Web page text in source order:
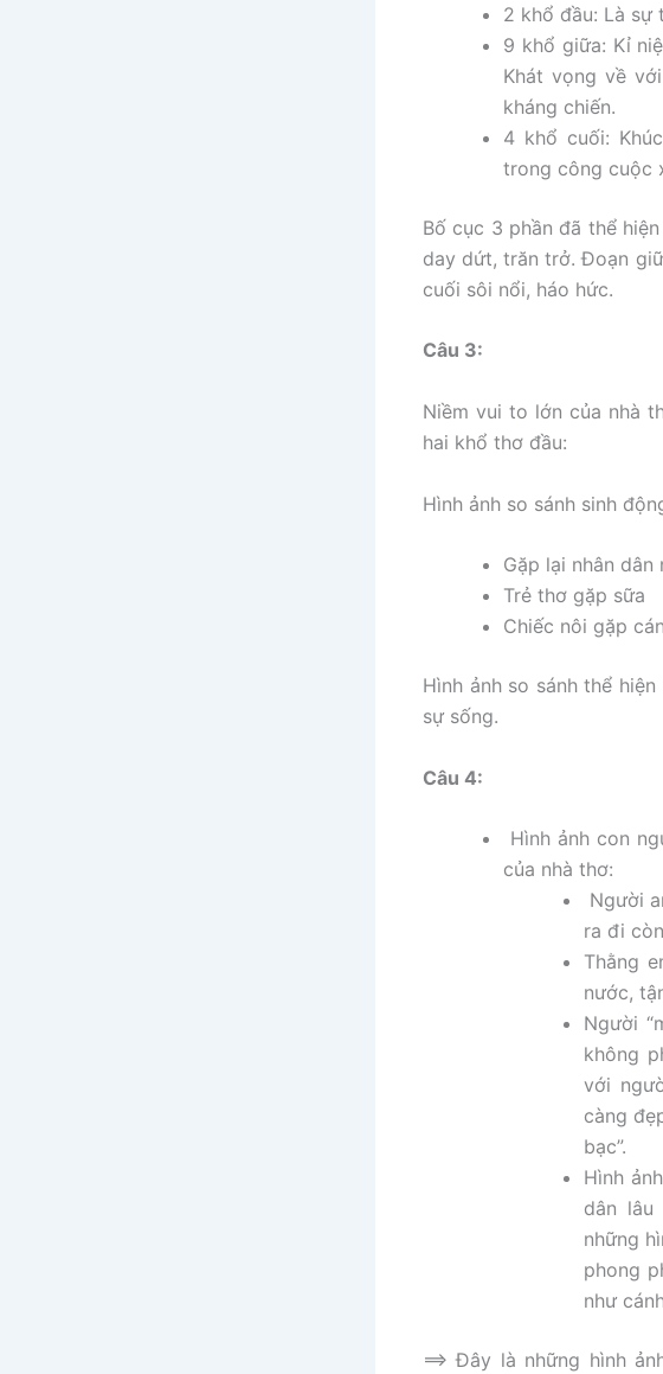
2 khổ đầu: Là sự
9 khổ giữa: Kỉ
Khát vọng về
kháng chiến.
4 khổ cuối:
trong công cuộc
Bố cục 3 phần đã thể
day dứt, trăn trở. Đoạn
cuối sôi nổi, háo hức.
Câu 3:
Niềm vui to lớn của nhà
hai khổ thơ đầu:
Hình ảnh so sánh sinh
Gặp lại nhân
Trẻ thơ gặp sữa
Chiếc nôi gặp
Hình ảnh so sánh thể
sự sống.
Câu 4:
Hình ảnh con
của nhà thơ:
Người
ra đi
Thằng
nước,
Người
không
với
càng
bạc”.
Hình
dân
những
phong
như
==> Đây là những hình